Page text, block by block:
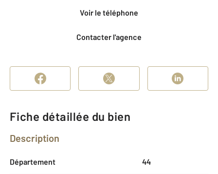
Voir le téléphone
Contacter l'agence
Fiche détaillée du bien
Description
Département 44